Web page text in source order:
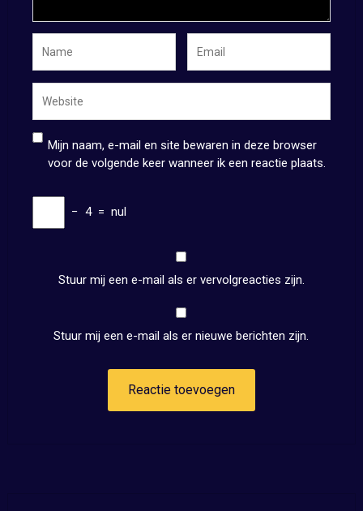
Mijn naam, e-mail en site bewaren in deze browser
voor de volgende keer wanneer ik een reactie plaats.
− 4 = nul
Stuur mij een e-mail als er vervolgreacties zijn.
Stuur mij een e-mail als er nieuwe berichten zijn.